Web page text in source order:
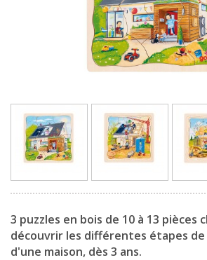
3 puzzles en bois de 10 à 13 pièces
découvrir les différentes étapes
d'une maison, dès 3 ans.